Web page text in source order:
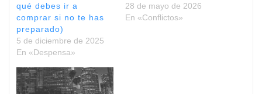
qué debes ir a
comprar si no te has
preparado)
5 de diciembre de 2025
En «Despensa»
28 de mayo de 2026
En «Conflictos»